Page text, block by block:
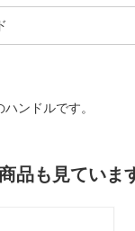
ンドルです。
品も見ていま